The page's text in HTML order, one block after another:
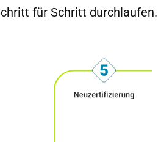
für Schritt durchlaufen.